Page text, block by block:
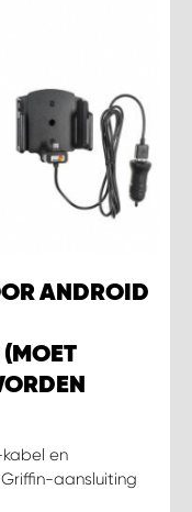
ANDROID
en
aansluiting